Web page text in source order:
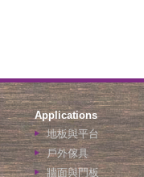
Applications
地板與平台
戶外傢具
牆面與門板